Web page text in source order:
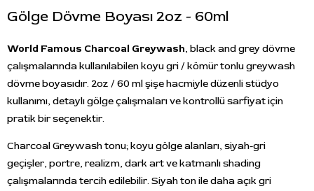
Gölge Dövme Boyası 2oz - 60ml
World Famous Charcoal Greywash, black and grey dövme
çalışmalarında kullanılabilen koyu gri / kömür tonlu greywash
dövme boyasıdır. 2oz / 60 ml şişe hacmiyle düzenli stüdyo
kullanımı, detaylı gölge çalışmaları ve kontrollü sarfiyat için
pratik bir seçenektir.
Charcoal Greywash tonu; koyu gölge alanları, siyah-gri
geçişler, portre, realizm, dark art ve katmanlı shading
çalışmalarında tercih edilebilir. Siyah ton ile daha açık gri